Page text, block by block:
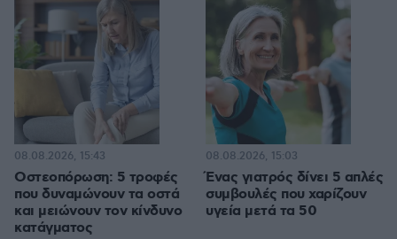
Οστεοπόρωση: 5 τροφές
που δυναμώνουν τα οστά
και μειώνουν τον κίνδυνο
κατάγματος
08.08.2026, 15:43
Ένας γιατρός δίνει 5 απλές
συμβουλές που χαρίζουν
υγεία μετά τα 50
08.08.2026, 15:03